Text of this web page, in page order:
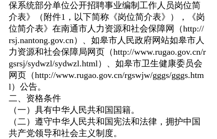
保系统部分单位公开招聘事业编制工作人员岗位简
介表》（附件1 ，以下简称《岗位简介表》），《岗
位简介表》在南通市人力资源和社会保障网（http://
rsj.nantong.gov.cn）、如皋市人民政府网站如皋市人
力资源和社会保障局网页（http://www.rugao.gov.cn/r
gsrsj/sydwzl/sydwzl.html）、如皋市卫生健康委员会
网页（http://www.rugao.gov.cn/rgswjw/gggs/gggs.htm
l）公告。
二、资格条件
（一）具有中华人民共和国国籍。
（二）遵守中华人民共和国宪法和法律，拥护中国
共产党领导和社会主义制度。